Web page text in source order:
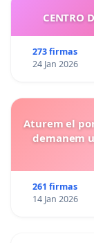
CENTRO
273 firmas
24 Jan 2026
Aturem el
demanem
261 firmas
14 Jan 2026